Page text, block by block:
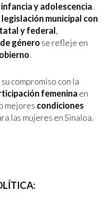
y adolescencia.
municipal con
y federal,
género se refleje en
.
compromiso con la
femenina en
mejores condiciones
las mujeres en Sinaloa.